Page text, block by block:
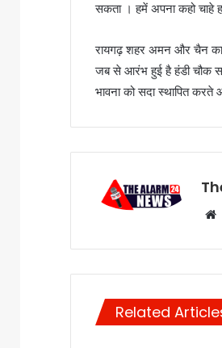
सकता । हमें अपना कहो चाहे
रायगढ़ शहर अमन और चैन का
जब से आरंभ हुई है हंडी चौक
भावना को सदा स्थापित करते
Related